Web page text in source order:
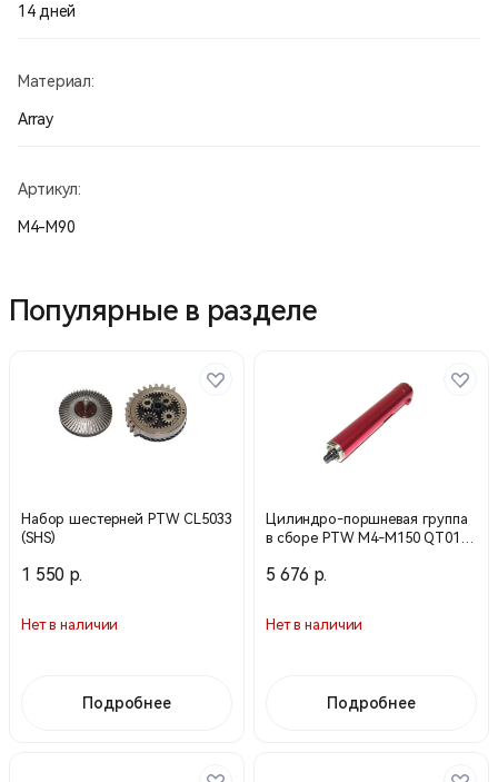
14 дней
Материал:
Array
Артикул:
M4-M90
Популярные в разделе
Набор шестерней PTW CL5033
(SHS)
1 550 р.
Нет в наличии
Подробнее
Цилиндро-поршневая группа
в сборе PTW M4-M150 QT01
5 676 р.
Нет в наличии
Подробнее